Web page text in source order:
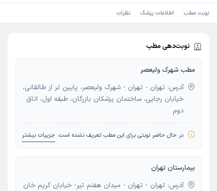
نوبت مطب اطلاعات پزشک نظرات
نوبت‌دهی مطب
مطب شهرک ولیعصر
آدرس: تهران - تهران - شهرک ولیعصر، پایین تر از طالقانی،
خیابان رجایی، ساختمان پزشکان بازرگان، طبقه اول، اتاق
دوم
در حال حاضر نوبتی برای این مطب تعریف نشده است. جزییات بیشتر
بیمارستان تهران
آدرس: تهران - تهران - میدان هفتم تیر- خیابان کریم خان